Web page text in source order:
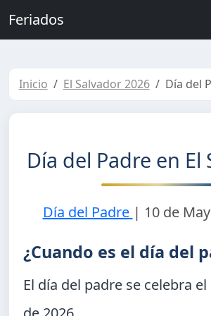
Feriados
Inicio El Salvador 2026 Día del
Día del Padre en El
Día del Padre | 10 de
¿Cuando es el día del
El día del padre se celebra el